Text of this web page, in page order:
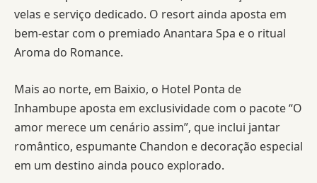
velas e serviço dedicado. O resort ainda aposta em
bem-estar com o premiado Anantara Spa e o ritual
Aroma do Romance.
Mais ao norte, em Baixio, o Hotel Ponta de
Inhambupe aposta em exclusividade com o pacote “O
amor merece um cenário assim”, que inclui jantar
romântico, espumante Chandon e decoração especial
em um destino ainda pouco explorado.